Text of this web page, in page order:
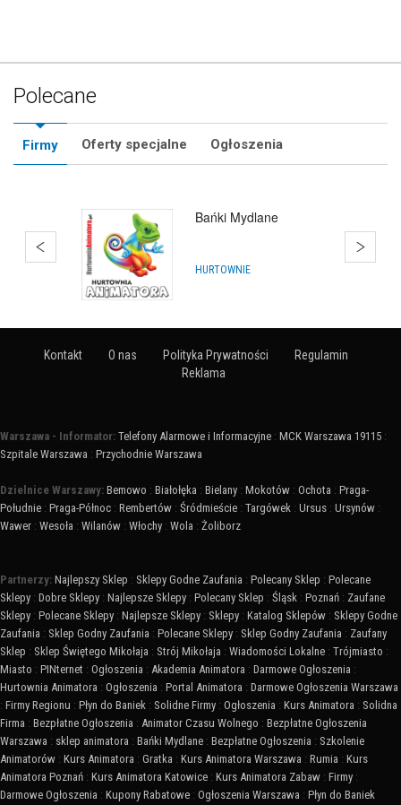
Polecane
Firmy Oferty specjalne Ogłoszenia
Bańki Mydlane
HURTOWNIE
Kontakt O nas Polityka Prywatności
Regulamin
Reklama
Warszawa - Informator: Telefony Alarmowe i Informacyjne : MCK Warszawa 19115 :
Szpitale Warszawa : Przychodnie Warszawa
Dzielnice Warszawy: Bemowo : Białołęka : Bielany : Mokotów : Ochota : Praga-
Południe : Praga-Północ : Rembertów : Śródmieście : Targówek : Ursus : Ursynów :
Wawer : Wesoła : Wilanów : Włochy : Wola : Żoliborz
Partnerzy: Najlepszy Sklep : Sklepy Godne Zaufania : Polecany Sklep : Polecane
Sklepy : Dobre Sklepy : Najlepsze Sklepy : Polecany Sklep : Śląsk : Poznań : Zaufane
Sklepy : Polecane Sklepy : Najlepsze Sklepy : Sklepy : Katalog Sklepów : Sklepy Godne
Zaufania : Sklep Godny Zaufania : Polecane Sklepy : Sklep Godny Zaufania : Zaufany
Sklep : Sklep Świętego Mikołaja : Strój Mikołaja : Wiadomości Lokalne : Trójmiasto :
Miasto : PINternet : Ogłoszenia : Akademia Animatora : Darmowe Ogłoszenia :
Hurtownia Animatora : Ogłoszenia : Portal Animatora : Darmowe Ogłoszenia Warszawa
: Firmy Regionu : Płyn do Baniek : Solidne Firmy : Ogłoszenia : Kurs Animatora : Solidna
Firma : Bezpłatne Ogłoszenia : Animator Czasu Wolnego : Bezpłatne Ogłoszenia
Warszawa : sklep animatora : Bańki Mydlane : Bezpłatne Ogłoszenia : Szkolenie
Animatorów : Kurs Animatora : Gratka : Kurs Animatora Warszawa : Rumia : Kurs
Animatora Poznań : Kurs Animatora Katowice : Kurs Animatora Zabaw : Firmy :
Darmowe Ogłoszenia : Kupony Rabatowe : Ogłoszenia Warszawa : Płyn do Baniek